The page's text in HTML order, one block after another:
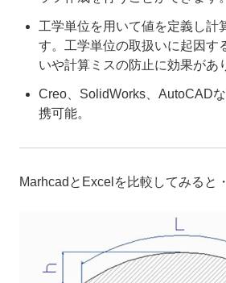
工学単位を用いて値を定義し計
す。工学単位の取扱いに起因す
いや計算ミスの防止に効果があ
Creo、SolidWorks、AutoCAD
携可能。
MarhcadとExcelを比較してみると